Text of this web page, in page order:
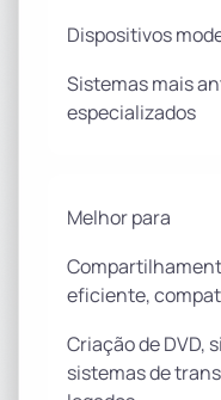
Dispositivos
Sistemas mais
especializados
Melhor para
eficiente,
Criação de DVD,
sistemas de